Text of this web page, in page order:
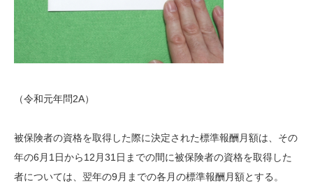
（令和元年問2A）
被保険者の資格を取得した際に決定された標準報酬月額は、その
年の6月1日から12月31日までの間に被保険者の資格を取得した
者については、翌年の9月までの各月の標準報酬月額とする。